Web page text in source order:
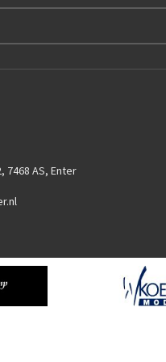
7468 AS, Enter